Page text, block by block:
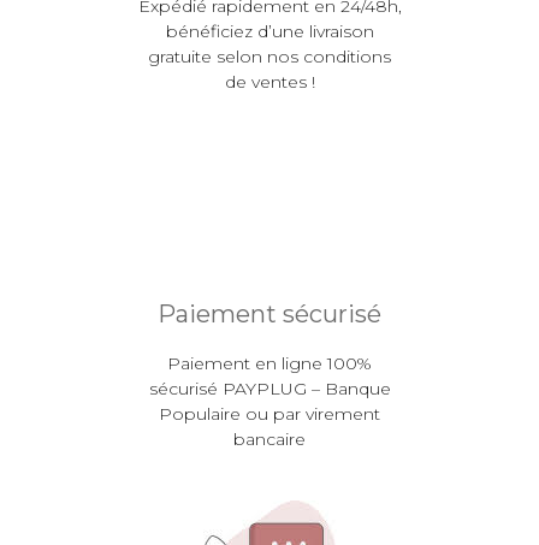
Expédié rapidement en 24/48h,
bénéficiez d’une livraison
gratuite selon nos conditions
de ventes !
Paiement sécurisé
Paiement en ligne 100%
sécurisé PAYPLUG – Banque
Populaire ou par virement
bancaire